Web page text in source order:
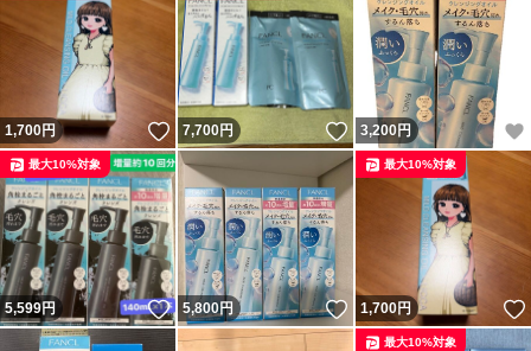
1,700円 いいね！
7,700円 いいね！
3,200円
5,599円 いいね！
最大10%対象
5,800円 いいね！
1,700円
最大10%対象
最大10%対象